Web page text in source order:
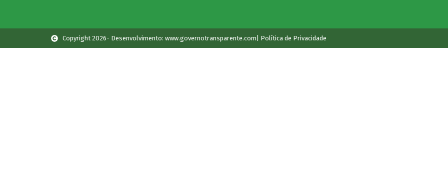
Copyright 2026- Desenvolvimento: www.governotransparente.com | Política de Privacidade